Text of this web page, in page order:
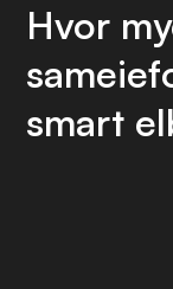
Hvor
smart